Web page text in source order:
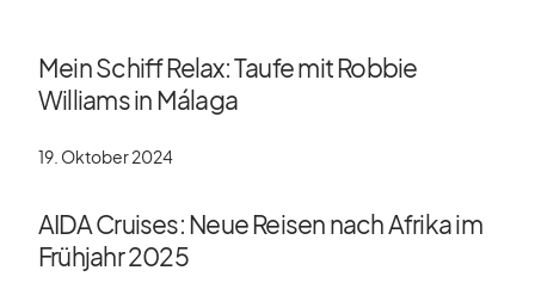
Mein Schiff Relax: Taufe mit Robbie
Williams in Málaga
19. Oktober 2024
AIDA Cruises: Neue Reisen nach Afrika im
Frühjahr 2025